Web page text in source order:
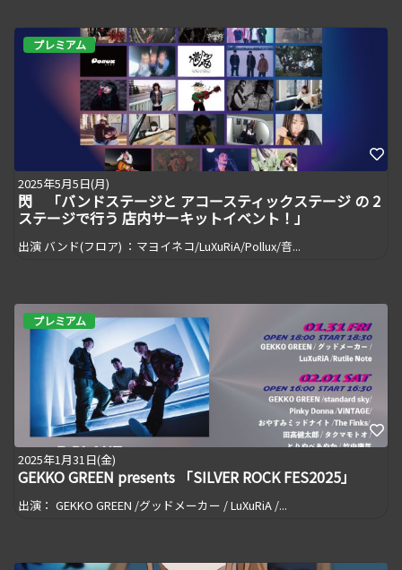
プレミアム
2025年5月5日(月)
閃 「バンドステージと アコースティックステージ の 2
ステージで行う 店内サーキットイベント！」
出演 バンド(フロア) ：マヨイネコ/LuXuRiA/Pollux/音...
プレミアム
2025年1月31日(金)
GEKKO GREEN presents 「SILVER ROCK FES2025」
出演： GEKKO GREEN /グッドメーカー / LuXuRiA /...